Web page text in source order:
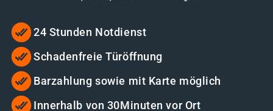
24 Stunden Notdienst
Schadenfreie Türöffnung
Barzahlung sowie mit Karte möglich
Innerhalb von 30Minuten vor Ort